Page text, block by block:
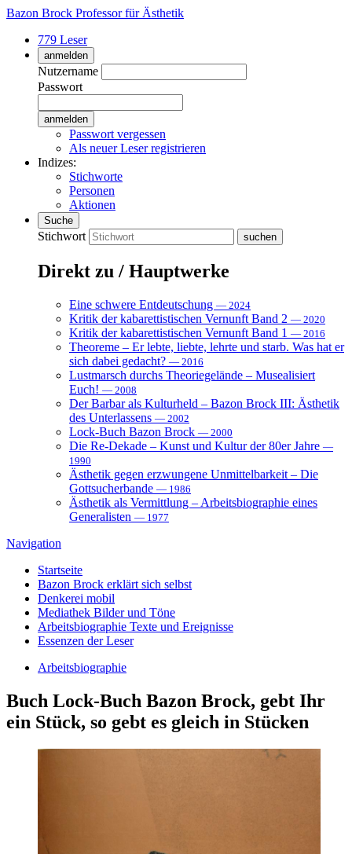
Bazon Brock Professor für Ästhetik
779 Leser
anmelden
Nutzername
Passwort
Passwort vergessen
Als neuer Leser registrieren
Indizes:
Stichworte
Personen
Aktionen
Suche
Stichwort
Direkt zu / Hauptwerke
Eine schwere Entdeutschung — 2024
Kritik der kabarettistischen Vernunft Band 2 — 2020
Kritik der kabarettistischen Vernunft Band 1 — 2016
Theoreme – Er lebte, liebte, lehrte und starb. Was hat er
sich dabei gedacht? — 2016
Lustmarsch durchs Theoriegelände – Musealisiert
Euch! — 2008
Der Barbar als Kulturheld – Bazon Brock III: Ästhetik
des Unterlassens — 2002
Lock-Buch Bazon Brock — 2000
Die Re-Dekade – Kunst und Kultur der 80er Jahre —
1990
Ästhetik gegen erzwungene Unmittelbarkeit – Die
Gottsucherbande — 1986
Ästhetik als Vermittlung – Arbeitsbiographie eines
Generalisten — 1977
Navigation
Startseite
Bazon Brock erklärt sich selbst
Denkerei mobil
Mediathek Bilder und Töne
Arbeitsbiographie Texte und Ereignisse
Essenzen der Leser
Arbeitsbiographie
Buch Lock-Buch Bazon Brock, gebt Ihr
ein Stück, so gebt es gleich in Stücken